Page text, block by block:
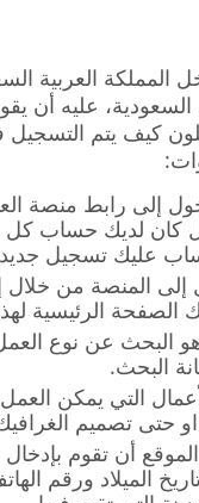
العربية
عليه أن
كيف يتم التسجيل
إلى رابط منصة
كان لديك حساب
عليك تسجيل
المنصة من خلال
الرئيسية
البحث عن نوع
البحث.
التي يمكن
او حتى تصميم
أن تقوم بإدخال
الميلاد ورقم